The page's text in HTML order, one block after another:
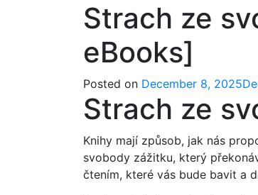
Strach ze
eBooks]
Posted on December 8, 2025
Strach ze
Knihy mají způsob, jak nás
svobody zážitku, který
čtením, které vás bude bavit a